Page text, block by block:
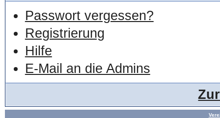
Passwort vergessen?
Registrierung
Hilfe
E-Mail an die Admins